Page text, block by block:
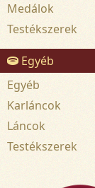
Medálok
Testékszerek
Egyéb
Egyéb
Karláncok
Láncok
Testékszerek